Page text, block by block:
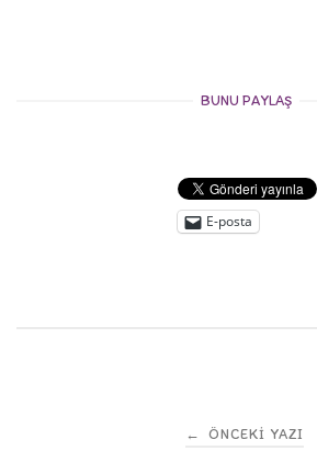
BUNU PAYLAŞ
E-posta
← ÖNCEKI YAZI